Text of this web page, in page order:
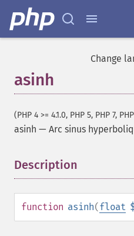
Change
asinh
(PHP 4 >= 4.1.0, PHP 5, PHP 7,
asinh — Arc sinus
Description
function asinh(float